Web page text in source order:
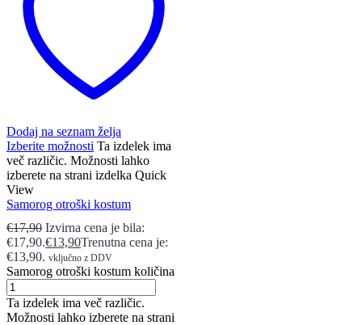
Dodaj na seznam želja
Izberite možnosti Ta izdelek ima
več različic. Možnosti lahko
izberete na strani izdelka Quick
View
Samorog otroški kostum
€17,90 Izvirna cena je bila:
€17,90.€13,90Trenutna cena je:
€13,90. vključno z DDV
Samorog otroški kostum količina
Ta izdelek ima več različic.
Možnosti lahko izberete na strani